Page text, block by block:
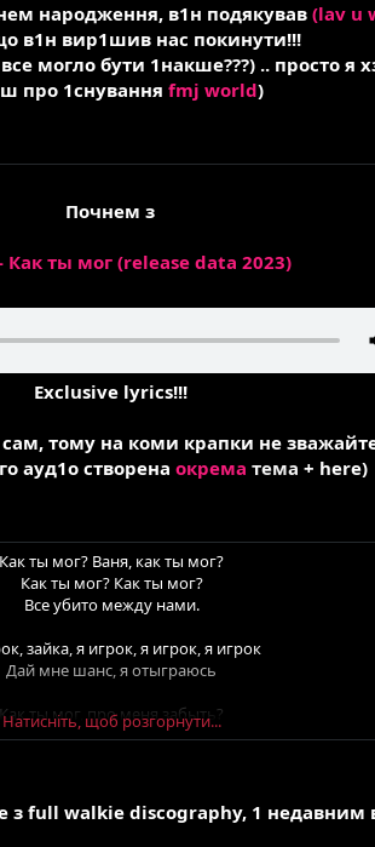
народження, в1н подякував (lav u
в1н вир1шив нас покинути!!!
все могло бути 1накше???) .. просто
про 1снування fmj world)
Почнем з
Как ты мог (release data 2023)
Exclusive lyrics!!!
сам, тому на коми крапки не
ауд1о створена окрема тема + here)
Как ты мог? Ваня, как ты мог?
Как ты мог? Как ты мог?
Все убито между нами.
зайка, я игрок, я игрок, я игрок
Дай мне шанс, я отыграюсь
Как ты мог, про меня забыть?
снова напиваться, снова закурить
а не блокбастер? Выбрала не того ты
грязь, что не отцеплюсь от свободы
Натисніть, щоб розгорнути...
full walkie discography, 1 недавним